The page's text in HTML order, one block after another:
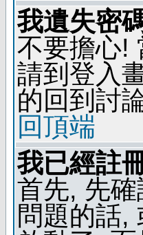
我遺失密
不要擔心!
請到登入
的回到討
回頂端
我已經註
首先, 先
問題的話,